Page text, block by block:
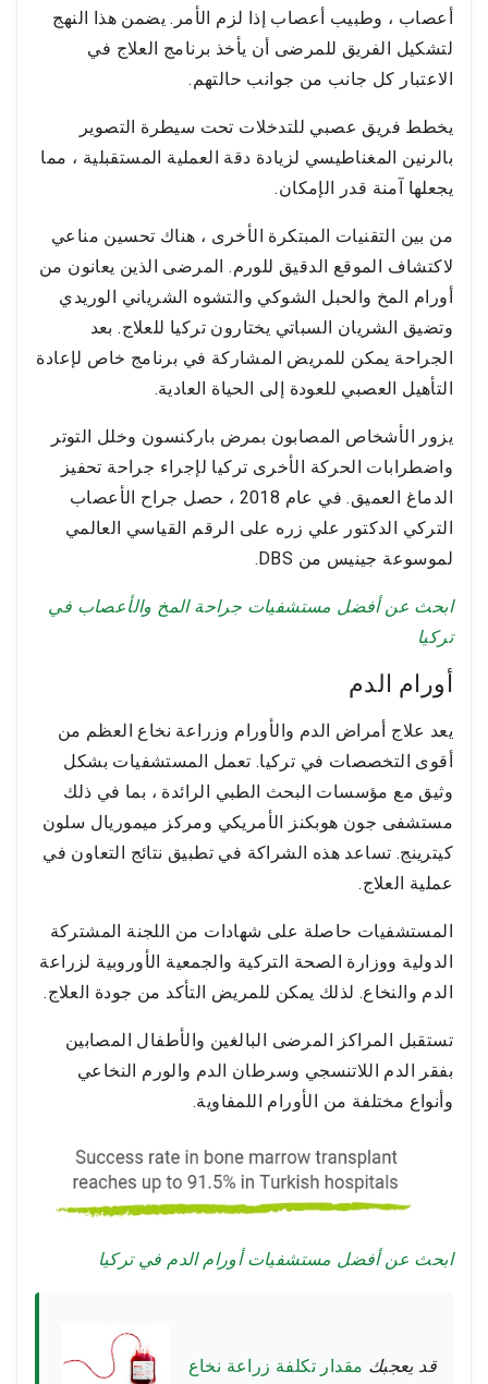
أعصاب ، وطبيب أعصاب إذا لزم الأمر. يضمن هذا النهج
لتشكيل الفريق للمرضى أن يأخذ برنامج العلاج في
الاعتبار كل جانب من جوانب حالتهم.
يخطط فريق عصبي للتدخلات تحت سيطرة التصوير
بالرنين المغناطيسي لزيادة دقة العملية المستقبلية ، مما
يجعلها آمنة قدر الإمكان.
من بين التقنيات المبتكرة الأخرى ، هناك تحسين مناعي
لاكتشاف الموقع الدقيق للورم. المرضى الذين يعانون من
أورام المخ والحبل الشوكي والتشوه الشرياني الوريدي
وتضيق الشريان السباتي يختارون تركيا للعلاج. بعد
الجراحة يمكن للمريض المشاركة في برنامج خاص لإعادة
التأهيل العصبي للعودة إلى الحياة العادية.
يزور الأشخاص المصابون بمرض باركنسون وخلل التوتر
واضطرابات الحركة الأخرى تركيا لإجراء جراحة تحفيز
الدماغ العميق. في عام 2018 ، حصل جراح الأعصاب
التركي الدكتور علي زره على الرقم القياسي العالمي
لموسوعة جينيس من DBS.
ابحث عن أفضل مستشفيات جراحة المخ والأعصاب في
تركيا
أورام الدم
يعد علاج أمراض الدم والأورام وزراعة نخاع العظم من
أقوى التخصصات في تركيا. تعمل المستشفيات بشكل
وثيق مع مؤسسات البحث الطبي الرائدة ، بما في ذلك
مستشفى جون هوبكنز الأمريكي ومركز ميموريال سلون
كيترينج. تساعد هذه الشراكة في تطبيق نتائج التعاون في
عملية العلاج.
المستشفيات حاصلة على شهادات من اللجنة المشتركة
الدولية ووزارة الصحة التركية والجمعية الأوروبية لزراعة
الدم والنخاع. لذلك يمكن للمريض التأكد من جودة العلاج.
تستقبل المراكز المرضى البالغين والأطفال المصابين
بفقر الدم اللاتنسجي وسرطان الدم والورم النخاعي
وأنواع مختلفة من الأورام اللمفاوية.
ابحث عن أفضل مستشفيات أورام الدم في تركيا
قد يعجبك مقدار تكلفة زراعة نخاع